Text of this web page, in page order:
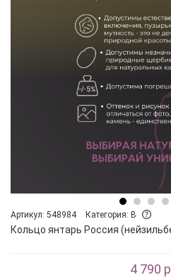
Артикул: 548984 Категория: B
Кольцо янтарь Россия
4 790